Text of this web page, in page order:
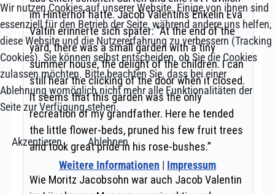
Wir nutzen Cookies auf unserer Website. Einige von ihnen sind
essenziell für den Betrieb der Seite, während andere uns helfen,
diese Website und die Nutzererfahrung zu verbessern (Tracking
Cookies). Sie können selbst entscheiden, ob Sie die Cookies
zulassen möchten. Bitte beachten Sie, dass bei einer
Ablehnung womöglich nicht mehr alle Funktionalitäten der
Seite zur Verfügung stehen.
Akzeptieren
Ablehnen
Weitere Informationen | Impressum